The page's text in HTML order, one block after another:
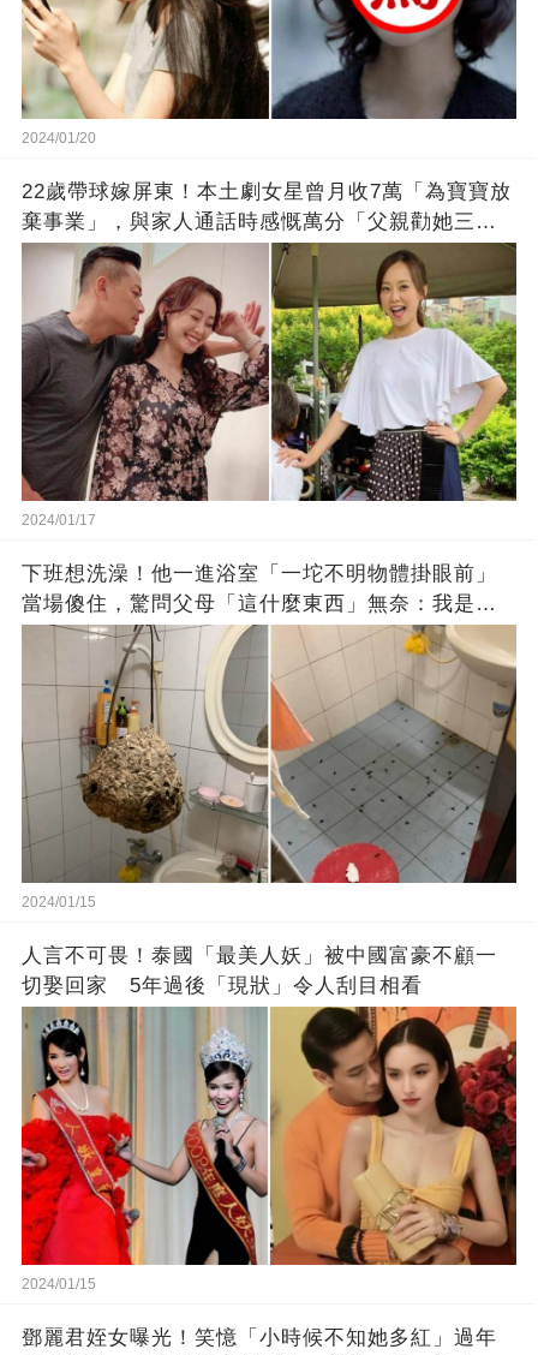
2024/01/20
22歲帶球嫁屏東！本土劇女星曾月收7萬「為寶寶放
棄事業」，與家人通話時感慨萬分「父親勸她三
思」：只有過一次眼淚
2024/01/17
下班想洗澡！他一進浴室「一坨不明物體掛眼前」
當場傻住，驚問父母「這什麼東西」無奈：我是親
生的嗎？
2024/01/15
人言不可畏！泰國「最美人妖」被中國富豪不顧一
切娶回家 5年過後「現狀」令人刮目相看
2024/01/15
鄧麗君姪女曝光！笑憶「小時候不知她多紅」過年